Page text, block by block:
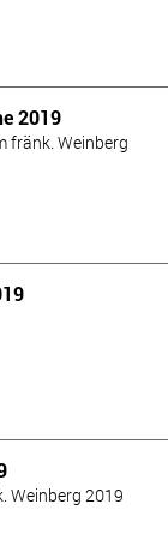
2019
fränk. Weinberg
Weinberg 2019